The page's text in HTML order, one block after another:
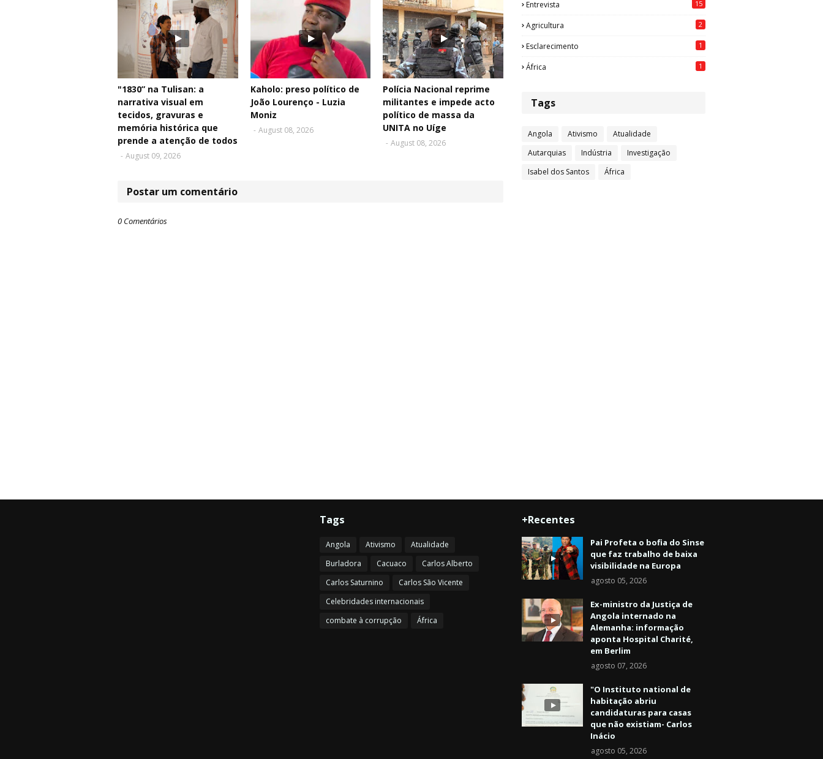
"1830” na Tulisan: a
narrativa visual em
tecidos, gravuras e
memória histórica que
prende a atenção de todos
- August 09, 2026
Kaholo: preso político de
João Lourenço - Luzia
Moniz
- August 08, 2026
Polícia Nacional reprime
militantes e impede acto
político de massa da
UNITA no Uíge
- August 08, 2026
Postar um comentário
0 Comentários
Entrevista 15
Agricultura 2
Esclarecimento 1
África 1
Tags
Angola Ativismo
Atualidade
Autarquias
Indústria
Investigação
Isabel dos Santos
África
Tags
Angola Ativismo
Atualidade
Burladora
Cacuaco
Carlos Alberto
Carlos Saturnino
Carlos São Vicente
Celebridades internacionais
combate à corrupção
África
+Recentes
Pai Profeta o bofia do Sinse
que faz trabalho de baixa
visibilidade na Europa
agosto 05, 2026
Ex-ministro da Justiça de
Angola internado na
Alemanha: informação
aponta Hospital Charité,
em Berlim
agosto 07, 2026
"O Instituto national de
habitação abriu
candidaturas para casas
que não existiam- Carlos
Inácio
agosto 05, 2026